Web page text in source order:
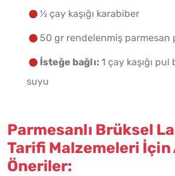
½ çay kaşığı karabiber
50 gr rendelenmiş parmesan
İsteğe bağlı: 1 çay kaşığı
suyu
Parmesanlı Brüksel
Tarifi Malzemeleri
Öneriler: